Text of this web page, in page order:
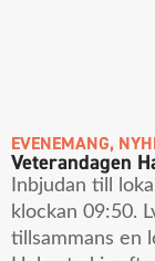
EVENEMANG,
Veterandagen
Inbjudan till
klockan 09:50.
tillsammans en